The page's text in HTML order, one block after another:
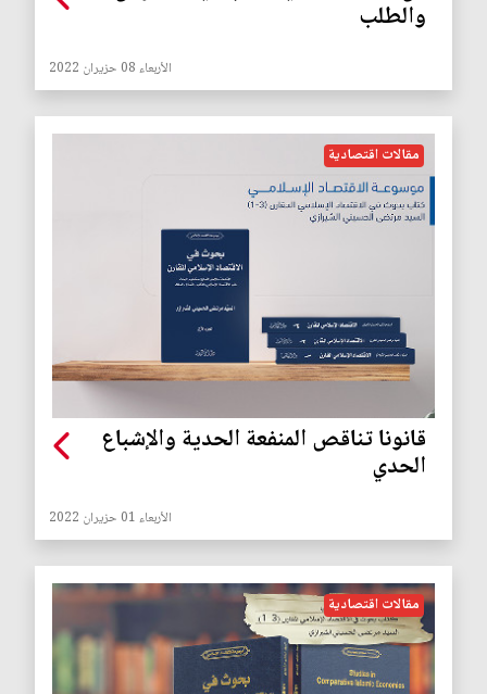
والطلب
الأربعاء 08 حزيران 2022
مقالات اقتصادية
قانونا تناقص المنفعة الحدية والإشباع
الحدي
الأربعاء 01 حزيران 2022
مقالات اقتصادية